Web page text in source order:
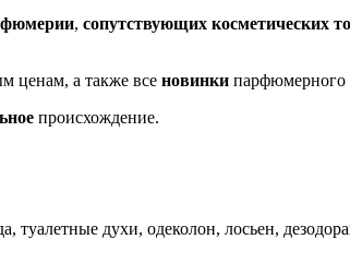
, сопутствующих косметических
ценам, а также все новинки парфюмерного
происхождение.